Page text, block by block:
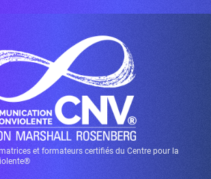
et formateurs certifiés du Centre pour la